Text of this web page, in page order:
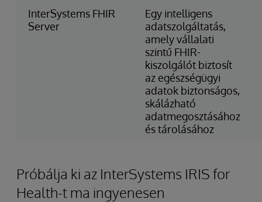
InterSystems FHIR
Server
Egy intelligens
adatszolgáltatás,
amely vállalati
szintű FHIR-
kiszolgálót biztosít
az egészségügyi
adatok biztonságos,
skálázható
adatmegosztásához
és tárolásához
Próbálja ki az InterSystems IRIS for
Health-t ma ingyenesen